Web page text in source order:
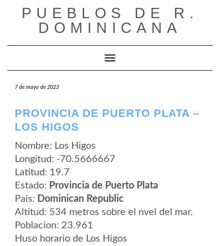
PUEBLOS DE R.
DOMINICANA
Cambiar modo de navegación
7 de mayo de 2023
PROVINCIA DE PUERTO PLATA –
LOS HIGOS
Nombre: Los Higos
Longitud: -70.5666667
Latitud: 19.7
Estado: Provincia de Puerto Plata
Pais: Dominican Republic
Altitud: 534 metros sobre el nvel del mar.
Poblacion: 23.961
Huso horario de Los Higos